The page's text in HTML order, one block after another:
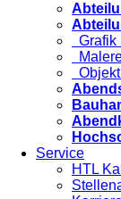
Grafik
Service
HTL